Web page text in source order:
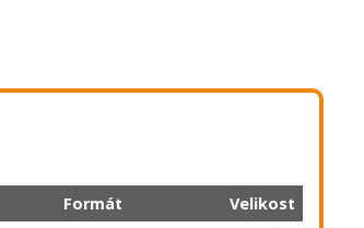
Formát
Velikost